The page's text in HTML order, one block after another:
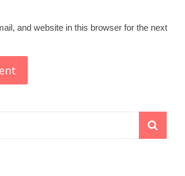
and website in this browser for the next